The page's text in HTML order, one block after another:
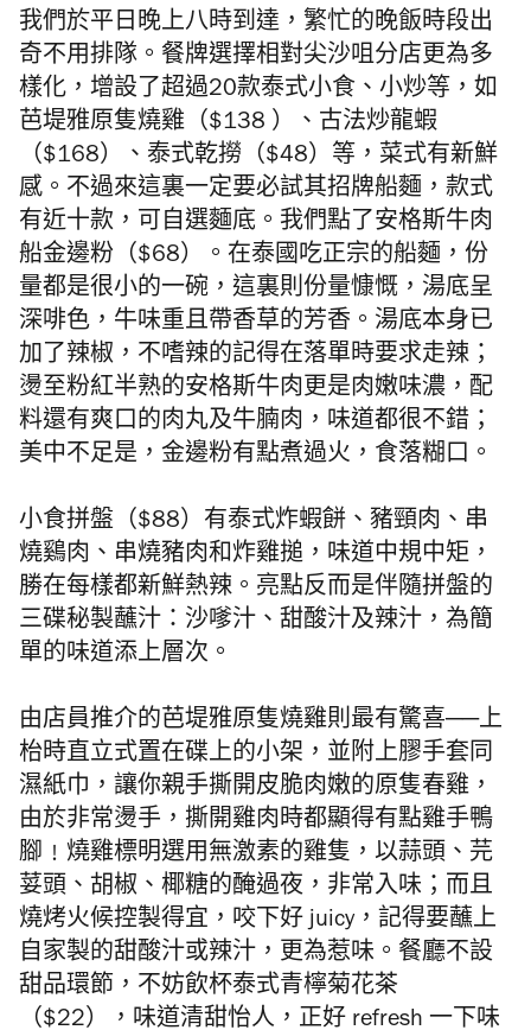
我們於平日晚上八時到達，繁忙的晚飯時段出
奇不用排隊。餐牌選擇相對尖沙咀分店更為多
樣化，增設了超過20款泰式小食、小炒等，如
芭堤雅原隻燒雞（$138 ）、古法炒龍蝦
（$168）、泰式乾撈（$48）等，菜式有新鮮
感。不過來這裏一定要必試其招牌船麵，款式
有近十款，可自選麵底。我們點了安格斯牛肉
船金邊粉（$68）。在泰國吃正宗的船麵，份
量都是很小的一碗，這裏則份量慷慨，湯底呈
深啡色，牛味重且帶香草的芳香。湯底本身已
加了辣椒，不嗜辣的記得在落單時要求走辣；
燙至粉紅半熟的安格斯牛肉更是肉嫩味濃，配
料還有爽口的肉丸及牛腩肉，味道都很不錯；
美中不足是，金邊粉有點煮過火，食落糊口。
小食拼盤（$88）有泰式炸蝦餅、豬頸肉、串
燒鷄肉、串燒豬肉和炸雞搥，味道中規中矩，
勝在每樣都新鮮熱辣。亮點反而是伴隨拼盤的
三碟秘製蘸汁：沙嗲汁、甜酸汁及辣汁，為簡
單的味道添上層次。
由店員推介的芭堤雅原隻燒雞則最有驚喜──上
枱時直立式置在碟上的小架，並附上膠手套同
濕紙巾，讓你親手撕開皮脆肉嫩的原隻春雞，
由於非常燙手，撕開雞肉時都顯得有點雞手鴨
腳﹗燒雞標明選用無激素的雞隻，以蒜頭、芫
荽頭、胡椒、椰糖的醃過夜，非常入味；而且
燒烤火候控製得宜，咬下好 juicy，記得要蘸上
自家製的甜酸汁或辣汁，更為惹味。餐廳不設
甜品環節，不妨飲杯泰式青檸菊花茶
（$22），味道清甜怡人，正好 refresh 一下味